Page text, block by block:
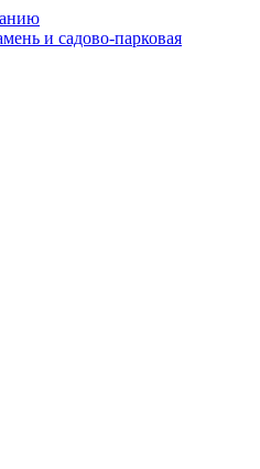
и садово-парковая